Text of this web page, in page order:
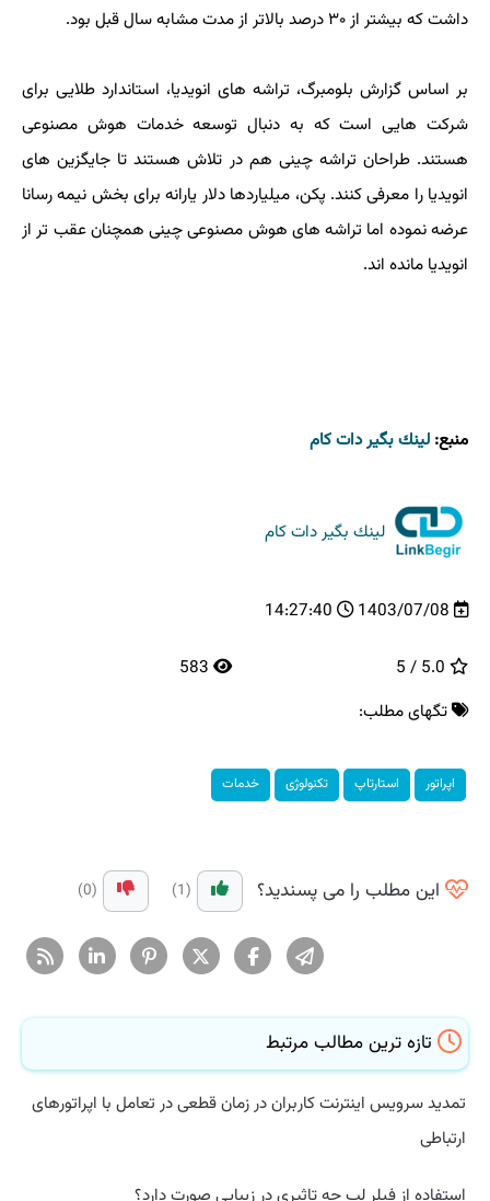
داشت که بیشتر از ۳۰ درصد بالاتر از مدت مشابه سال قبل بود.
بر اساس گزارش بلومبرگ، تراشه های انویدیا، استاندارد طلایی برای
شرکت هایی است که به دنبال توسعه خدمات هوش مصنوعی
هستند. طراحان تراشه چینی هم در تلاش هستند تا جایگزین های
انویدیا را معرفی کنند. پکن، میلیاردها دلار یارانه برای بخش نیمه رسانا
عرضه نموده اما تراشه های هوش مصنوعی چینی همچنان عقب تر از
انویدیا مانده اند.
منبع: لینك بگیر دات كام
لینك بگیر دات كام
1403/07/08
14:27:40
تگهای مطلب:
اپراتور استارتاپ تكنولوژی خدمات
این مطلب را می پسندید؟ (1)
(0)
تازه ترین مطالب مرتبط
تمدید سرویس اینترنت کاربران در زمان قطعی در تعامل با اپراتورهای
ارتباطی
استفاده از فیلر لب چه تاثیری در زیبایی صورت دارد؟